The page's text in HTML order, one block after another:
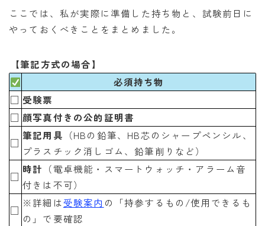
ここでは、私が実際に準備した持ち物と、試験前日に
やっておくべきことをまとめました。
【筆記方式の場合】
必須持ち物
□ 受験票
□ 顔写真付きの公的証明書
□
筆記用具 （HBの鉛筆、HB芯のシャープペンシル、
プラスチック消しゴム、鉛筆削りなど）
□
時計 （電卓機能・スマートウォッチ・アラーム音
付きは不可）
□
※詳細は受験案内 の「持参するもの/使用できるも
の」で要確認